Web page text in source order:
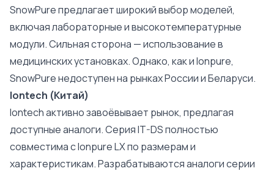
SnowPure предлагает широкий выбор моделей,
включая лабораторные и высокотемпературные
модули. Сильная сторона — использование в
медицинских установках. Однако, как и Ionpure,
SnowPure недоступен на рынках России и Беларуси.
Iontech (Китай)
Iontech активно завоёвывает рынок, предлагая
доступные аналоги. Серия IT-DS полностью
совместима с Ionpure LX по размерам и
характеристикам. Разрабатываются аналоги серии